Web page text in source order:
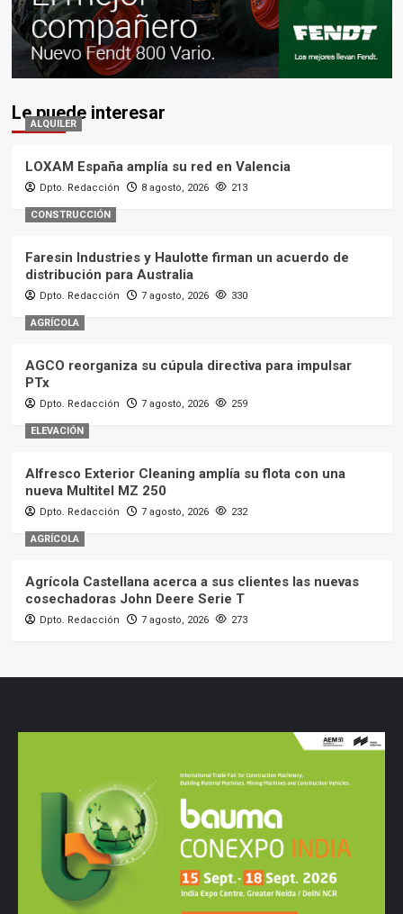
Le puede interesar
ALQUILER
LOXAM España amplía su red en Valencia
Dpto. Redacción 8 agosto, 2026 213
CONSTRUCCIÓN
Faresin Industries y Haulotte firman un acuerdo de
distribución para Australia
Dpto. Redacción 7 agosto, 2026 330
AGRÍCOLA
AGCO reorganiza su cúpula directiva para impulsar
PTx
Dpto. Redacción 7 agosto, 2026 259
ELEVACIÓN
Alfresco Exterior Cleaning amplía su flota con una
nueva Multitel MZ 250
Dpto. Redacción 7 agosto, 2026 232
AGRÍCOLA
Agrícola Castellana acerca a sus clientes las nuevas
cosechadoras John Deere Serie T
Dpto. Redacción 7 agosto, 2026 273